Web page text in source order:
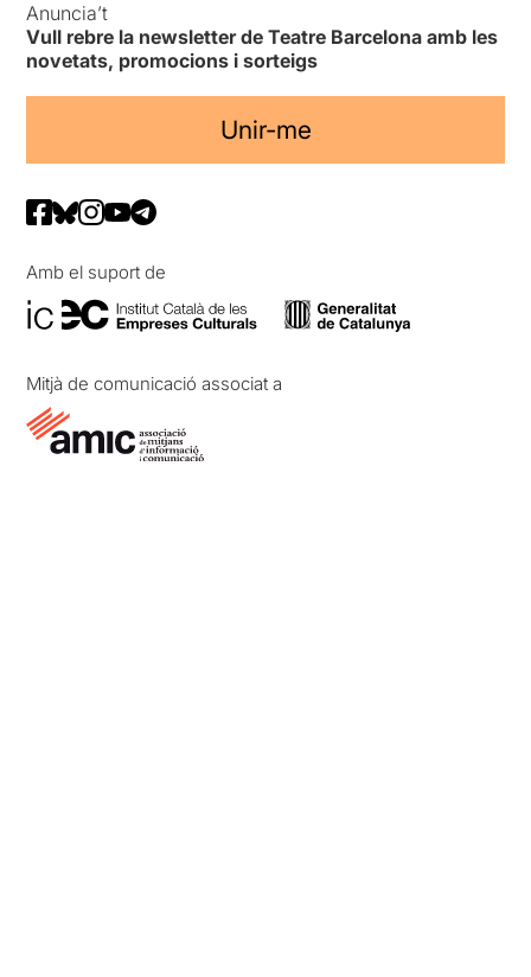
Anuncia’t
Vull rebre la newsletter de Teatre Barcelona amb les
novetats, promocions i sorteigs
Unir-me
Amb el suport de
Mitjà de comunicació associat a